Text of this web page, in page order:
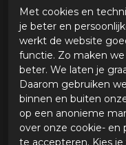
NOOS
SPECIFICATIES
Merk
Leveranciercode
Categorie
Materiaal buitenkant
Met cookies en
je beter en
werkt de website
functie. Zo maken
beter. We laten je
Daarom gebruiken
binnen en buiten
op een anonieme
over onze cookie- en
te accepteren. Kies je